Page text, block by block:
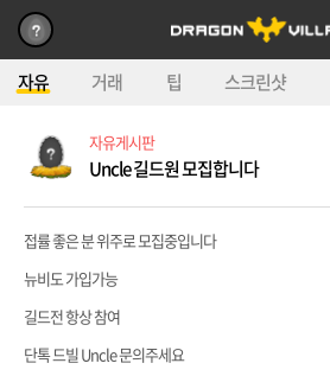
자유 거래 팁 스크린샷
자유게시판
Uncle 길드원 모집합니다
접률 좋은 분 위주로 모집중입니다
뉴비도 가입가능
길드전 항상 참여
단톡 드빌 Uncle 문의주세요